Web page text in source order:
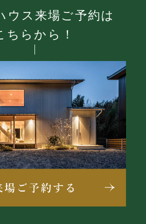
ウス来場ご予約は
ちらから！